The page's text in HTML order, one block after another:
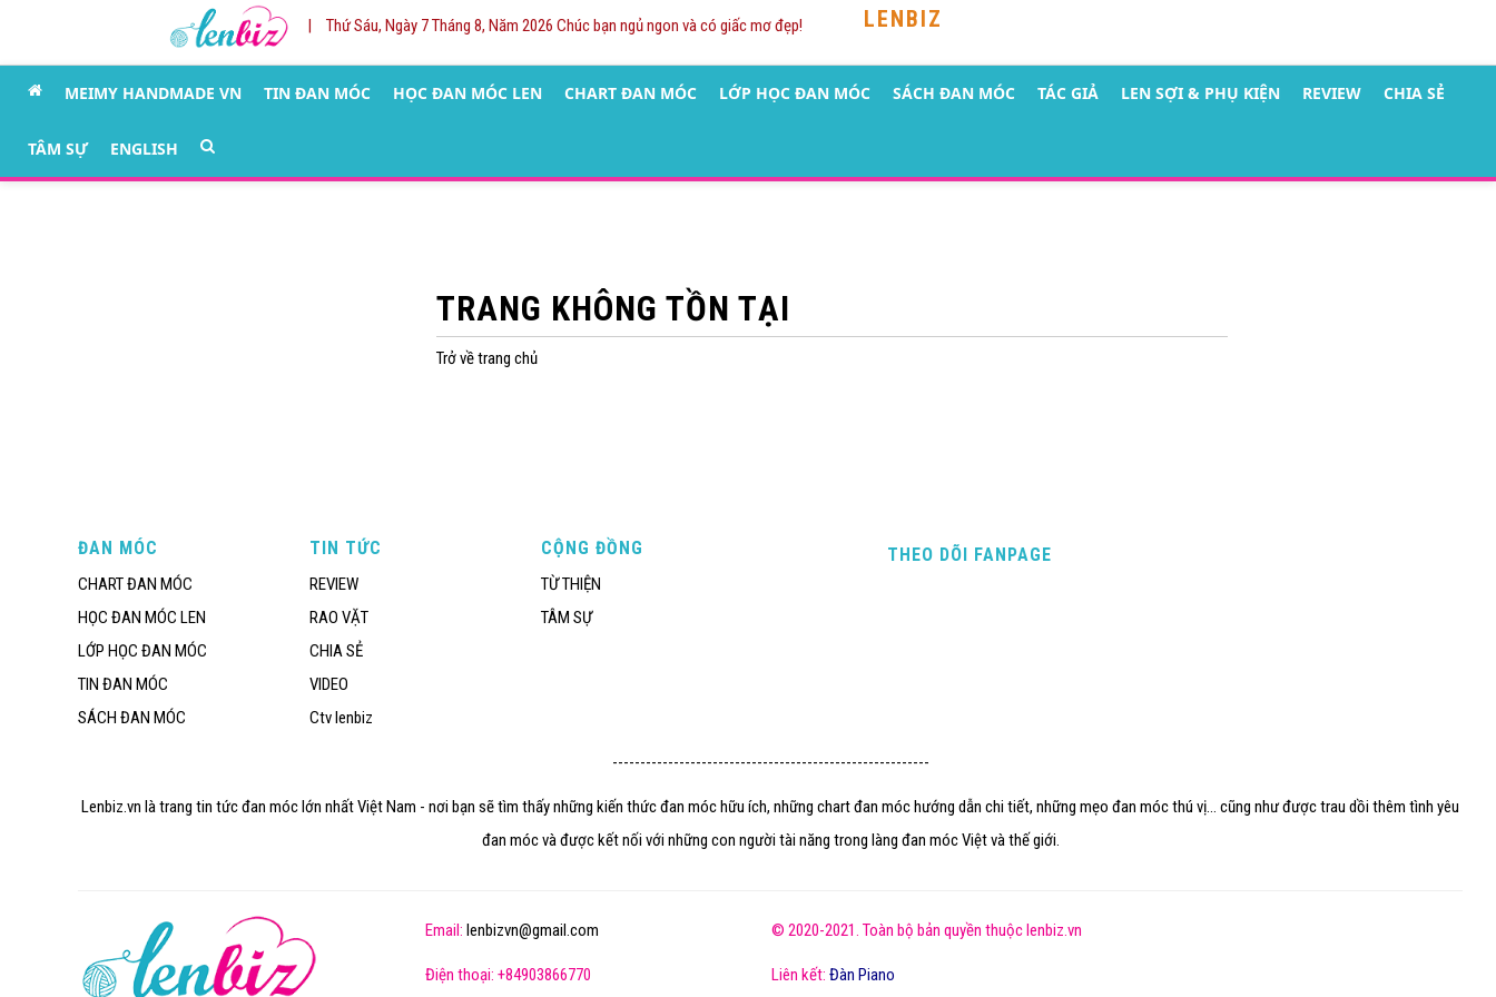
| Thứ Sáu, Ngày 7 Tháng 8, Năm 2026 Chúc bạn ngủ ngon và có giấc mơ đẹp! LENBIZ
MEIMY HANDMADE VN TIN ĐAN MÓC HỌC ĐAN MÓC LEN CHART ĐAN MÓC LỚP HỌC ĐAN MÓC SÁCH ĐAN MÓC TÁC GIẢ LEN SỢI & PHỤ KIỆN REVIEW CHIA SẺ
TÂM SỰ ENGLISH
TRANG KHÔNG TỒN TẠI
Trở về trang chủ
ĐAN MÓC
CHART ĐAN MÓC
HỌC ĐAN MÓC LEN
LỚP HỌC ĐAN MÓC
TIN ĐAN MÓC
SÁCH ĐAN MÓC
TIN TỨC
REVIEW
RAO VẶT
CHIA SẺ
VIDEO
Ctv lenbiz
CỘNG ĐỒNG
TỪ THIỆN
TÂM SỰ
THEO DÕI FANPAGE
---------------------------------------------------------
Lenbiz.vn là trang tin tức đan móc lớn nhất Việt Nam - nơi bạn sẽ tìm thấy những kiến thức đan móc hữu ích, những chart đan móc hướng dẫn chi tiết, những mẹo đan móc thú vị... cũng như được trau dồi thêm tình yêu
đan móc và được kết nối với những con người tài năng trong làng đan móc Việt và thế giới.
Email: lenbizvn@gmail.com
Điện thoại: +84903866770
© 2020-2021. Toàn bộ bản quyền thuộc lenbiz.vn
Liên kết:Đàn Piano